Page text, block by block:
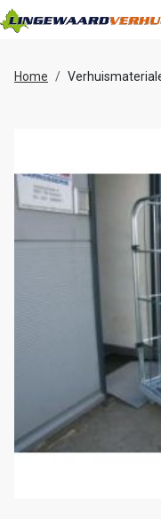
Home